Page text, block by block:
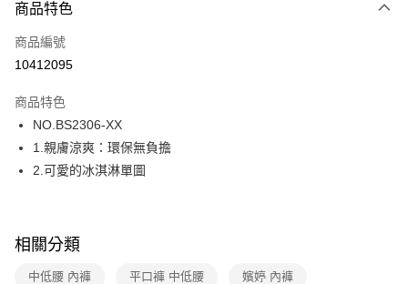
LINE Pay
街口支付
運送方式
全家取貨付款
每筆NT$80，滿NT$1,000(含以上)免運費
每筆NT$80，滿NT$1,000(含以上)免運費
7-11取貨付款
商品特色
商品編號
10412095
商品特色
NO.BS2306-XX
1.親膚涼爽：環保無負擔
2.可愛的冰淇淋單圖
相關分類
中低腰 內褲 平口褲 中低腰 嬪婷 內褲